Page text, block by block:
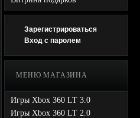
Зарегистрироваться
Вход с паролем
МЕНЮ МАГАЗИНА
Игры Xbox 360 LT 3.0
Игры Xbox 360 LT 2.0